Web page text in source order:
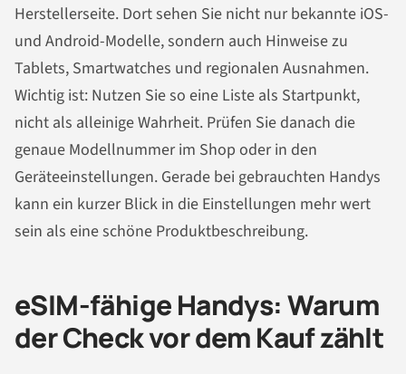
Herstellerseite. Dort sehen Sie nicht nur bekannte iOS-
und Android-Modelle, sondern auch Hinweise zu
Tablets, Smartwatches und regionalen Ausnahmen.
Wichtig ist: Nutzen Sie so eine Liste als Startpunkt,
nicht als alleinige Wahrheit. Prüfen Sie danach die
genaue Modellnummer im Shop oder in den
Geräteeinstellungen. Gerade bei gebrauchten Handys
kann ein kurzer Blick in die Einstellungen mehr wert
sein als eine schöne Produktbeschreibung.
eSIM-fähige Handys: Warum
der Check vor dem Kauf zählt